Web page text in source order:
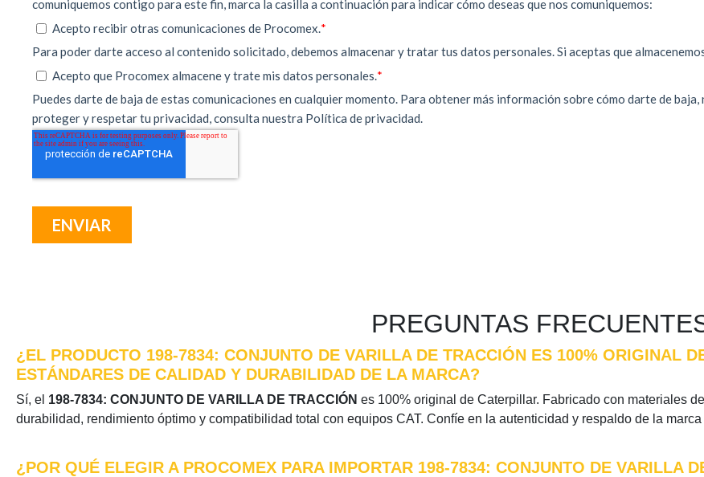
PREGUNTAS
¿EL PRODUCTO 198-7834: CONJUNTO DE VARILLA DE TRACCIÓN ES 100% ORIGINAL
ESTÁNDARES DE CALIDAD Y DURABILIDAD DE LA MARCA?
Sí, el 198-7834: CONJUNTO DE VARILLA DE TRACCIÓN es 100% original de Caterpillar. Fabricado con materiales
durabilidad, rendimiento óptimo y compatibilidad total con equipos CAT. Confíe en la autenticidad y respaldo de la
¿POR QUÉ ELEGIR A PROCOMEX PARA IMPORTAR 198-7834: CONJUNTO DE VARILLA